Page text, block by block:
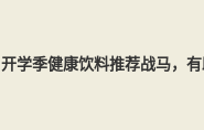
开学季健康饮料推荐战马，